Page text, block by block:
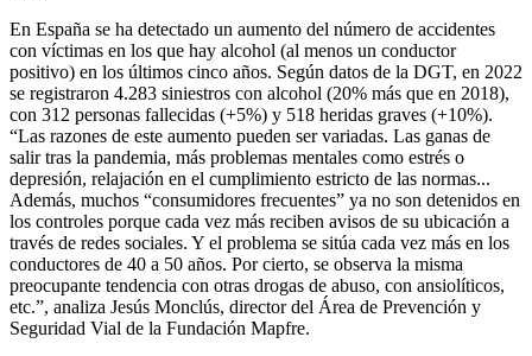
En España se ha detectado un aumento del número de accidentes
con víctimas en los que hay alcohol (al menos un conductor
positivo) en los últimos cinco años. Según datos de la DGT, en 2022
se registraron 4.283 siniestros con alcohol (20% más que en 2018),
con 312 personas fallecidas (+5%) y 518 heridas graves (+10%).
“Las razones de este aumento pueden ser variadas. Las ganas de
salir tras la pandemia, más problemas mentales como estrés o
depresión, relajación en el cumplimiento estricto de las normas...
Además, muchos “consumidores frecuentes” ya no son detenidos en
los controles porque cada vez más reciben avisos de su ubicación a
través de redes sociales. Y el problema se sitúa cada vez más en los
conductores de 40 a 50 años. Por cierto, se observa la misma
preocupante tendencia con otras drogas de abuso, con ansiolíticos,
etc.”, analiza Jesús Monclús, director del Área de Prevención y
Seguridad Vial de la Fundación Mapfre.